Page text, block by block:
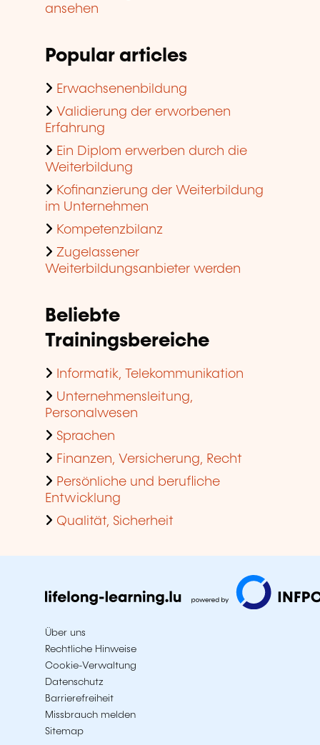
ansehen
Popular articles
Erwachsenenbildung
Validierung der erworbenen
Erfahrung
Ein Diplom erwerben durch die
Weiterbildung
Kofinanzierung der Weiterbildung
im Unternehmen
Kompetenzbilanz
Zugelassener
Weiterbildungsanbieter werden
Beliebte
Trainingsbereiche
Informatik, Telekommunikation
Unternehmensleitung,
Personalwesen
Sprachen
Finanzen, Versicherung, Recht
Persönliche und berufliche
Entwicklung
Qualität, Sicherheit
Über uns
Rechtliche Hinweise
Cookie-Verwaltung
Datenschutz
Barrierefreiheit
Missbrauch melden
Sitemap